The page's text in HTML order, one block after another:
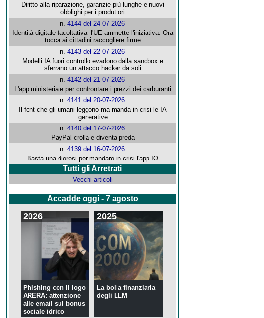
Diritto alla riparazione, garanzie più lunghe e nuovi
obblighi per i produttori
n.4144 del 24-07-2026
Identità digitale facoltativa, l'UE ammette l'iniziativa. Ora
tocca ai cittadini raccogliere firme
n.4143 del 22-07-2026
Modelli IA fuori controllo evadono dalla sandbox e
sferrano un attacco hacker da soli
n.4142 del 21-07-2026
L'app ministeriale per confrontare i prezzi dei carburanti
n.4141 del 20-07-2026
Il font che gli umani leggono ma manda in crisi le IA
generative
n.4140 del 17-07-2026
PayPal crolla e diventa preda
n.4139 del 16-07-2026
Basta una dieresi per mandare in crisi l'app IO
Tutti gli Arretrati
Vecchi articoli
Accadde oggi - 7 agosto
2026
Phishing con il logo
ARERA: attenzione
alle email sul bonus
sociale idrico
2025
La bolla finanziaria
degli LLM